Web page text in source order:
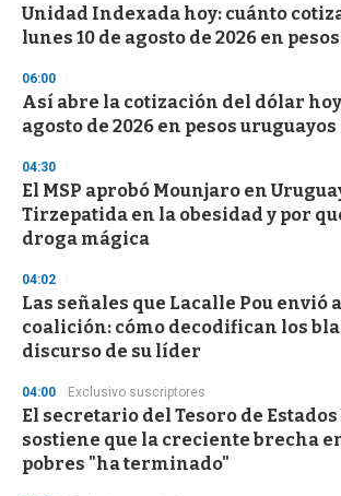
Unidad Indexada hoy: cuánto
lunes 10 de agosto de 2026 en
06:00
Así abre la cotización del dólar hoy
agosto de 2026 en pesos uruguayos
04:30
El MSP aprobó Mounjaro en
Tirzepatida en la obesidad y por
droga mágica
04:02
Las señales que Lacalle Pou envió
coalición: cómo decodifican los
discurso de su líder
04:00 Exclusivo suscriptores
El secretario del Tesoro de
sostiene que la creciente brecha
pobres "ha terminado"